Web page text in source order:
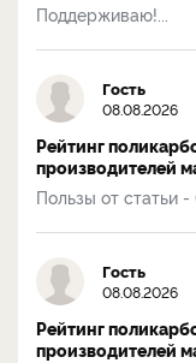
Поддерживаю!...
Гость
08.08.2026
Рейтинг
производителей
Пользы от статьи
Гость
08.08.2026
Рейтинг
производителей